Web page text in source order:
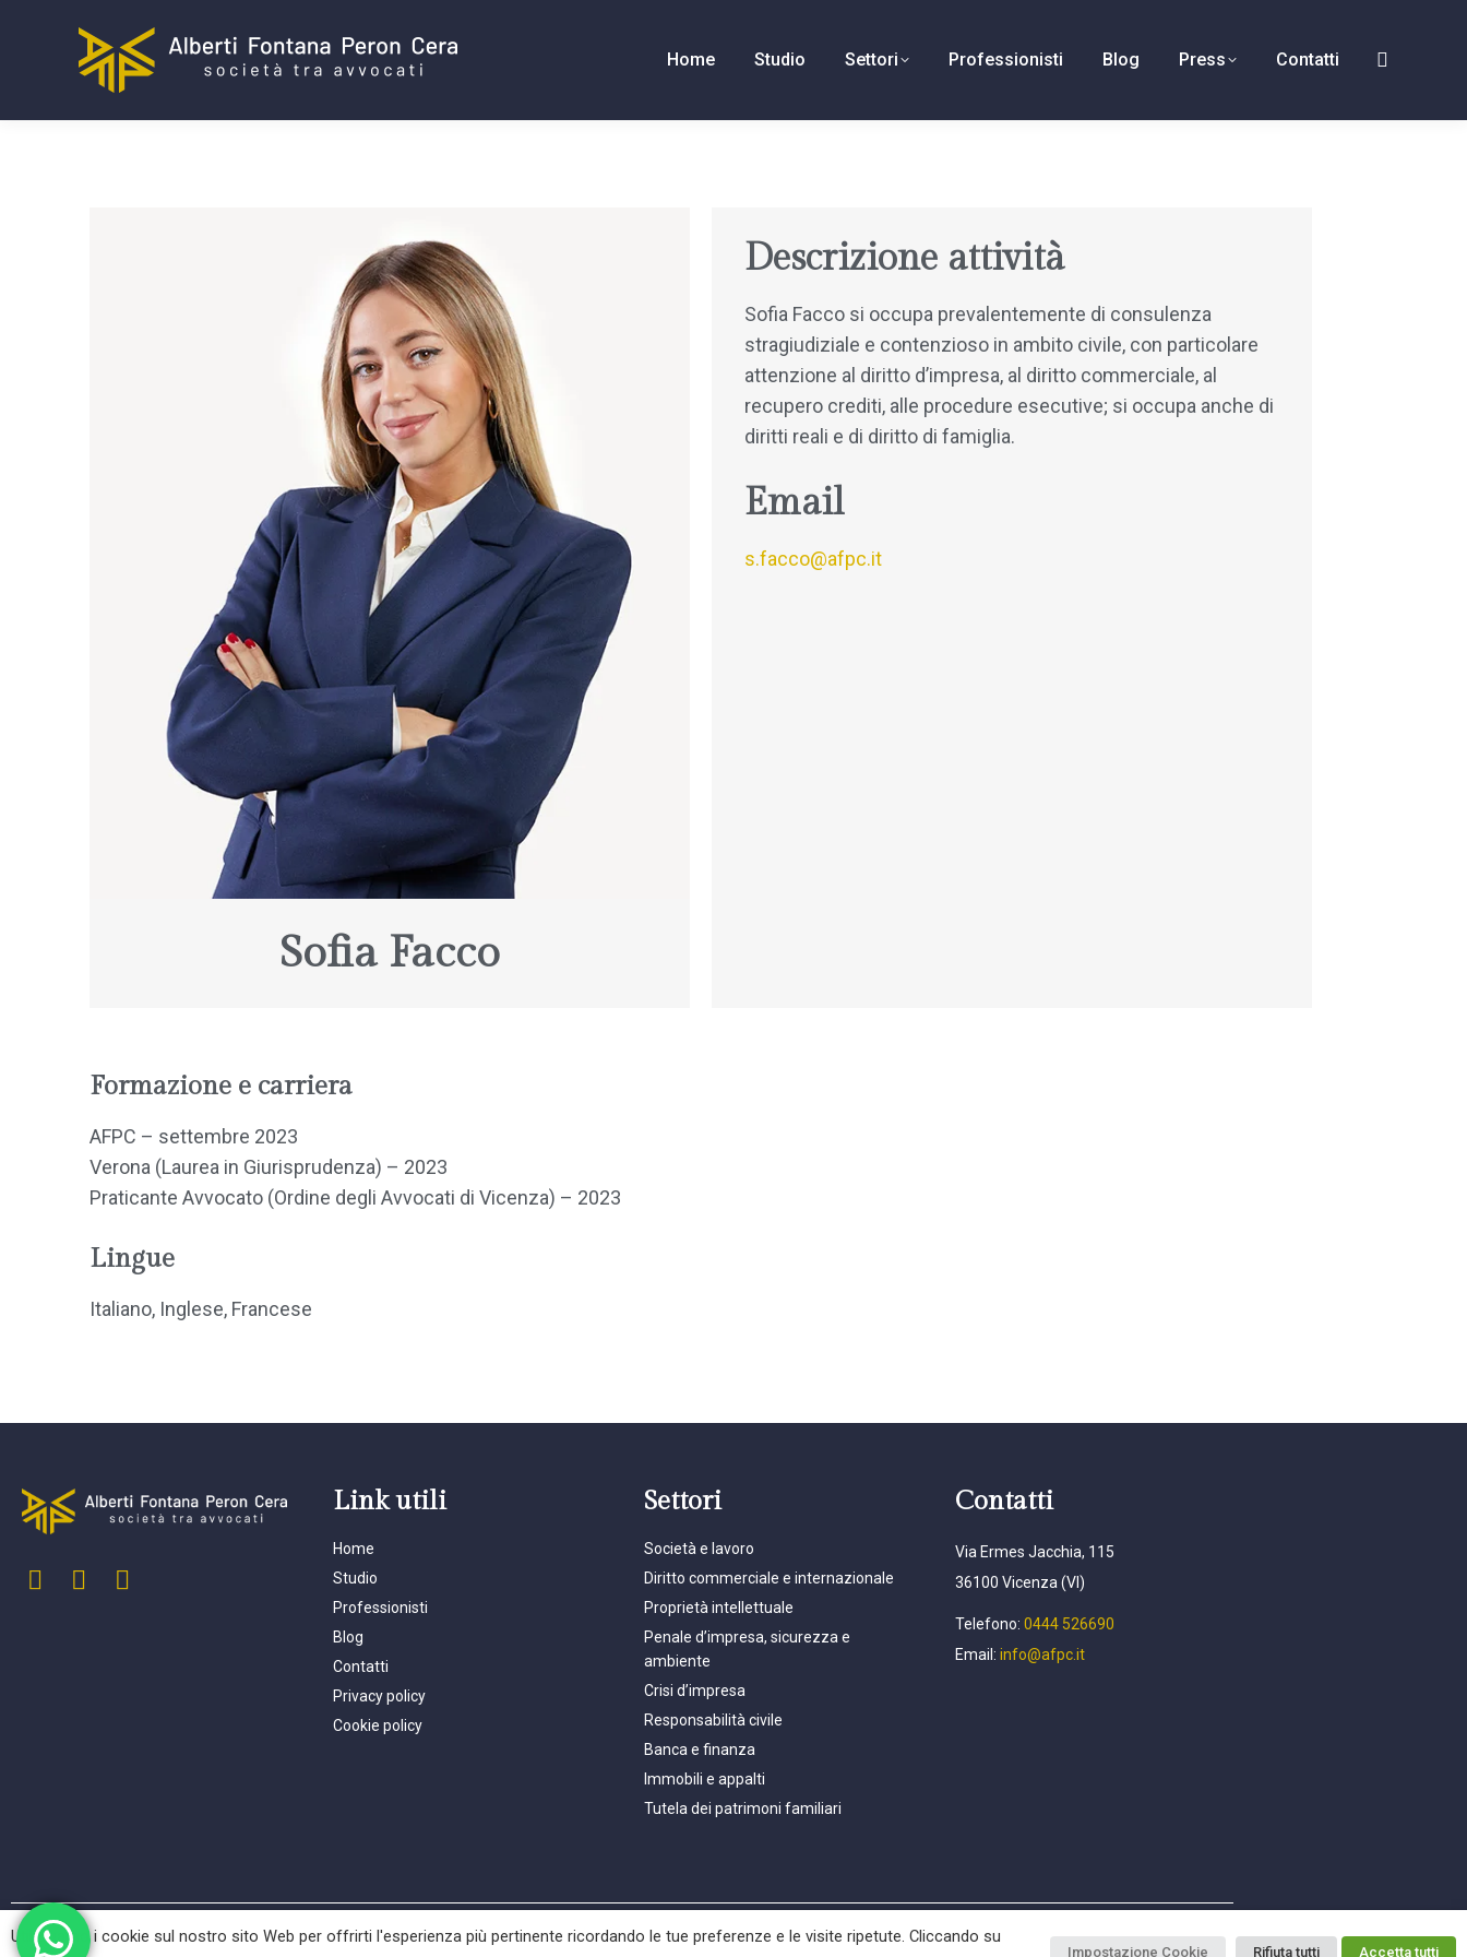
Home Studio Settori Professionisti Blog Press Contatti
Sofia Facco
Descrizione attività
Sofia Facco si occupa prevalentemente di consulenza
stragiudiziale e contenzioso in ambito civile, con particolare
attenzione al diritto d’impresa, al diritto commerciale, al
recupero crediti, alle procedure esecutive; si occupa anche di
diritti reali e di diritto di famiglia.
Email
s.facco@afpc.it
Formazione e carriera
AFPC – settembre 2023
Verona (Laurea in Giurisprudenza) – 2023
Praticante Avvocato (Ordine degli Avvocati di Vicenza) – 2023
Lingue
Italiano, Inglese, Francese
Link utili
Home
Studio
Professionisti
Blog
Contatti
Privacy policy
Cookie policy
Settori
Società e lavoro
Diritto commerciale e internazionale
Proprietà intellettuale
Penale d’impresa, sicurezza e
ambiente
Crisi d’impresa
Responsabilità civile
Banca e finanza
Immobili e appalti
Tutela dei patrimoni familiari
Contatti
Via Ermes Jacchia, 115
36100 Vicenza (VI)
Telefono: 0444 526690
Email: info@afpc.it
© 2024 AFPC società tra avvocati s.n.c. | c.f. e p. iva 04187270246 – REA VI 385980
Utilizziamo i cookie sul nostro sito Web per offrirti l'esperienza più pertinente ricordando le tue preferenze e le visite ripetute. Cliccando su
Impostazione Cookie Rifiuta tutti Accetta tutti